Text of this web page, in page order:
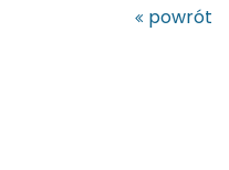
powrót